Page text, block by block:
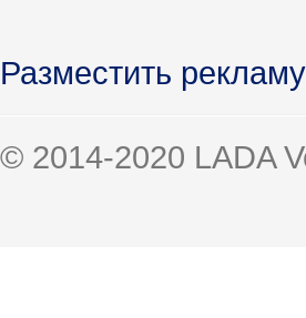
Разместить
© 2014-2020 LADA